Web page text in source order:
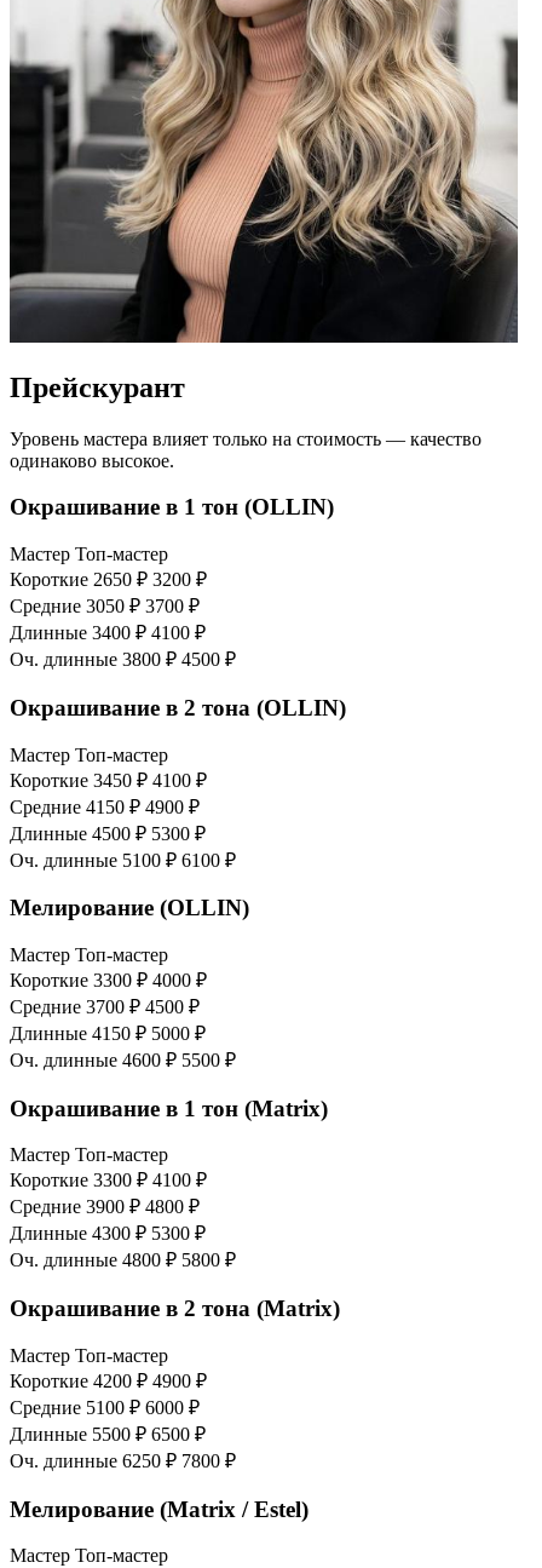
Прейскурант
Уровень мастера влияет только на стоимость — качество
одинаково высокое.
Окрашивание в 1 тон (OLLIN)
Мастер Топ-мастер
Короткие 2650 ₽ 3200 ₽
Средние 3050 ₽ 3700 ₽
Длинные 3400 ₽ 4100 ₽
Оч. длинные 3800 ₽ 4500 ₽
Окрашивание в 2 тона (OLLIN)
Мастер Топ-мастер
Короткие 3450 ₽ 4100 ₽
Средние 4150 ₽ 4900 ₽
Длинные 4500 ₽ 5300 ₽
Оч. длинные 5100 ₽ 6100 ₽
Мелирование (OLLIN)
Мастер Топ-мастер
Короткие 3300 ₽ 4000 ₽
Средние 3700 ₽ 4500 ₽
Длинные 4150 ₽ 5000 ₽
Оч. длинные 4600 ₽ 5500 ₽
Окрашивание в 1 тон (Matrix)
Мастер Топ-мастер
Короткие 3300 ₽ 4100 ₽
Средние 3900 ₽ 4800 ₽
Длинные 4300 ₽ 5300 ₽
Оч. длинные 4800 ₽ 5800 ₽
Окрашивание в 2 тона (Matrix)
Мастер Топ-мастер
Короткие 4200 ₽ 4900 ₽
Средние 5100 ₽ 6000 ₽
Длинные 5500 ₽ 6500 ₽
Оч. длинные 6250 ₽ 7800 ₽
Мелирование (Matrix / Estel)
Мастер Топ-мастер